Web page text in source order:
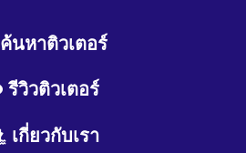
ค้นหาติวเตอร์
รีวิวติวเตอร์
เกี่ยวกับเรา